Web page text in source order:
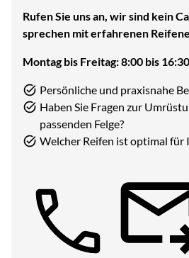
Rufen Sie uns an, wir sind kein
sprechen mit erfahrenen
Montag bis Freitag: 8:00 bis
Persönliche und praxisnahe
Haben Sie Fragen zur
passenden Felge?
Welcher Reifen ist optimal für
Telefon: